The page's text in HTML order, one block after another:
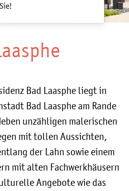
Bad Laasphe
Bad Laasphe liegt in
Bad Laasphe am Rande
unzähligen malerischen
mit tollen Aussichten,
der Lahn sowie einem
mit alten Fachwerkhäusern
Angebote wie das